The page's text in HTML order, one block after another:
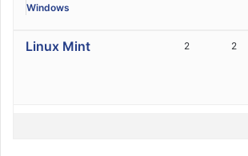
Windows
Linux Mint 2 2